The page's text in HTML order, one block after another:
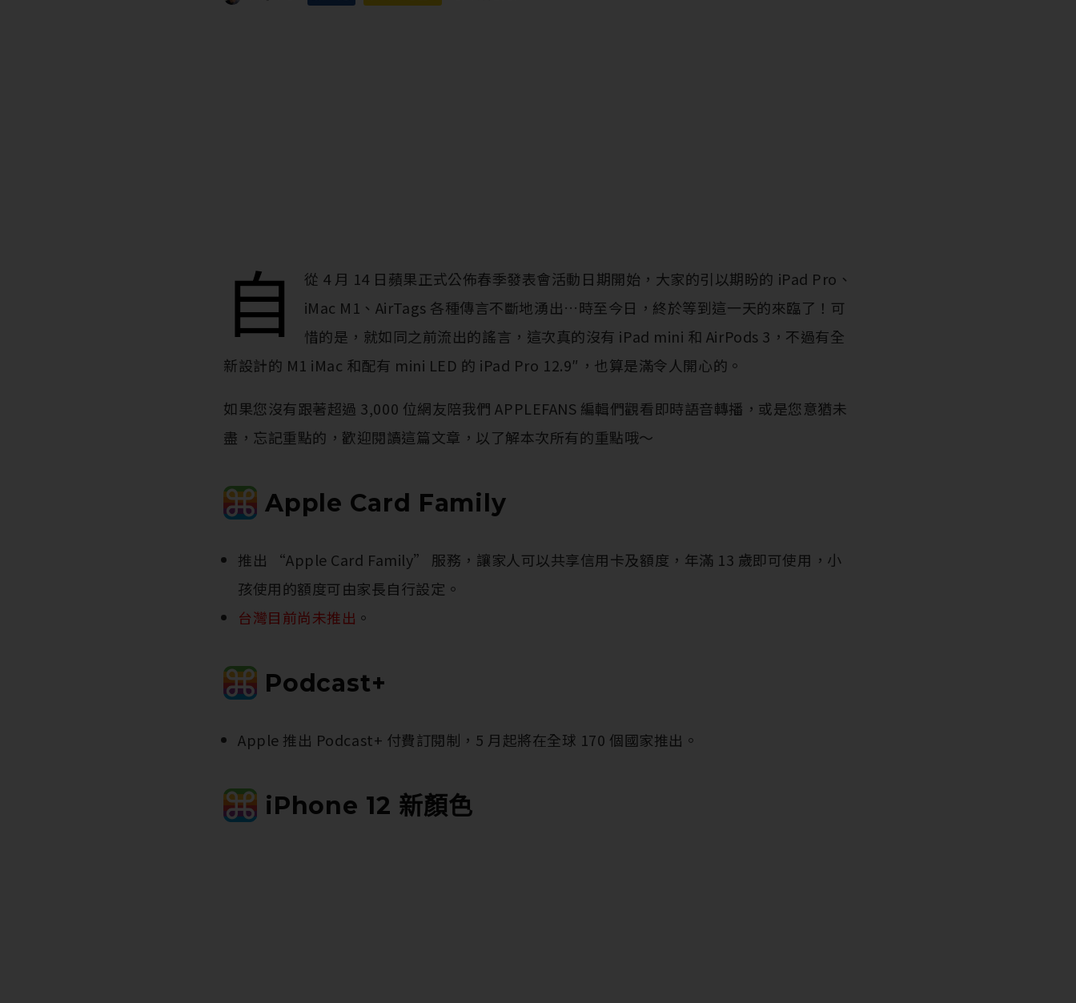
自
從 4 月 14 日蘋果正式公佈春季發表會活動日期開始，大家的引以期盼的 iPad Pro、
iMac M1、AirTags 各種傳言不斷地湧出…時至今日，終於等到這一天的來臨了！可
惜的是，就如同之前流出的謠言，這次真的沒有 iPad mini 和 AirPods 3，不過有全
新設計的 M1 iMac 和配有 mini LED 的 iPad Pro 12.9″，也算是滿令人開心的。
如果您沒有跟著超過 3,000 位網友陪我們 APPLEFANS 編輯們觀看即時語音轉播，或是您意猶未
盡，忘記重點的，歡迎閱讀這篇文章，以了解本次所有的重點哦～
Apple Card Family
推出 “Apple Card Family” 服務，讓家人可以共享信用卡及額度，年滿 13 歲即可使用，小
孩使用的額度可由家長自行設定。
台灣目前尚未推出 。
Podcast+
Apple 推出 Podcast+ 付費訂閱制，5 月起將在全球 170 個國家推出。
iPhone 12 新顏色